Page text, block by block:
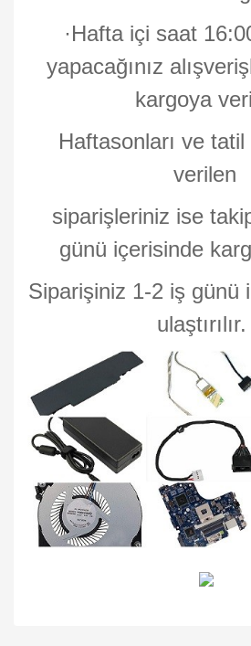
·Hafta içi saat
yapacağınız
kargoya
Haftasonları ve
verilen
siparişleriniz ise
günü içerisinde
Siparişiniz 1-2 iş günü
ulaştırılır.